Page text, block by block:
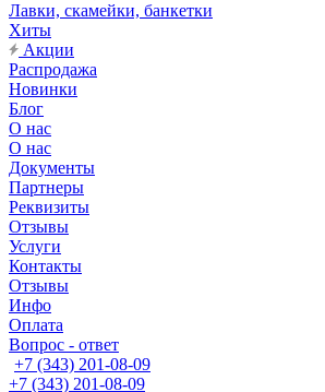
Лавки, скамейки, банкетки
Хиты
Акции
Распродажа
Новинки
Блог
О нас
О нас
Документы
Партнеры
Реквизиты
Отзывы
Услуги
Контакты
Отзывы
Инфо
Оплата
Вопрос - ответ
+7 (343) 201-08-09
+7 (343) 201-08-09